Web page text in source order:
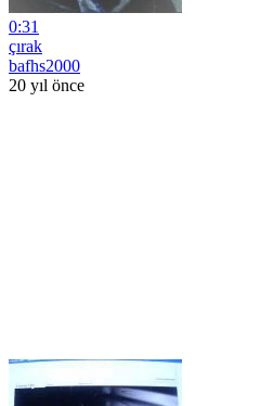
0:31
çırak
bafhs2000
20 yıl önce